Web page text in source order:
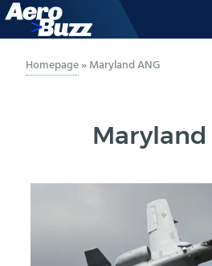
GENERAL AVIATION
LUFTVERKEHR
MILITÄR
Homepage»Maryland ANG
Maryland